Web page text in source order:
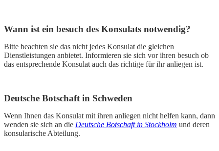
Wann ist ein besuch des Konsulats notwendig?
Bitte beachten sie das nicht jedes Konsulat die gleichen
Dienstleistungen anbietet. Informieren sie sich vor ihren besuch ob
das entsprechende Konsulat auch das richtige für ihr anliegen ist.
Deutsche Botschaft in Schweden
Wenn Ihnen das Konsulat mit ihren anliegen nicht helfen kann, dann
wenden sie sich an die Deutsche Botschaft in Stockholm und deren
konsularische Abteilung.